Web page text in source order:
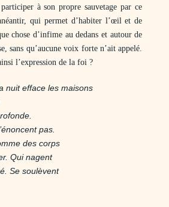
à son propre sauvetage par ce
qui permet d’habiter l’œil et de
chose d’infime au dedans et autour de
sans qu’aucune voix forte n’ait appelé.
l’expression de la foi ?
nuit efface les maisons
pas.
des corps
Qui nagent
Se soulèvent